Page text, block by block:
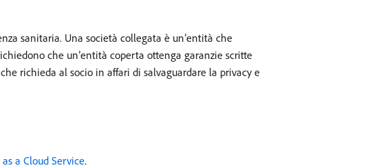
sanitaria. Una società collegata è un’entità che
che un’entità coperta ottenga garanzie scritte
richieda al socio in affari di salvaguardare la privacy e
a Cloud Service.